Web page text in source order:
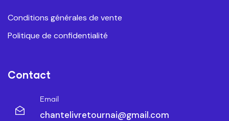
Conditions générales de vente
Politique de confidentialité
Contact
Email
chantelivretournai@gmail.com